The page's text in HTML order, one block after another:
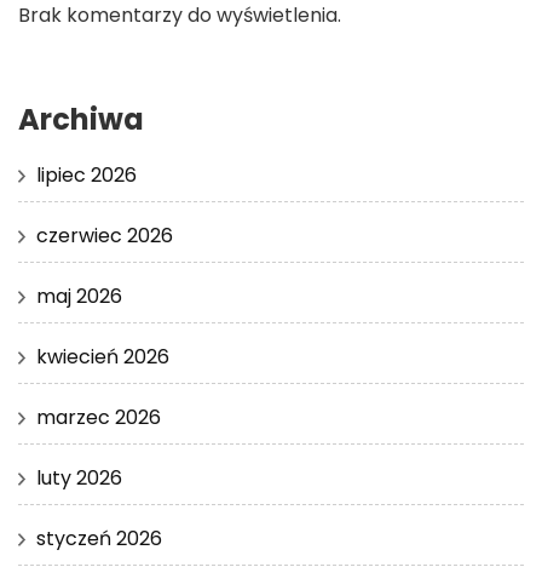
Brak komentarzy do wyświetlenia.
Archiwa
lipiec 2026
czerwiec 2026
maj 2026
kwiecień 2026
marzec 2026
luty 2026
styczeń 2026